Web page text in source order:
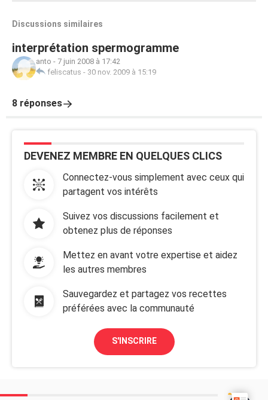
Discussions similaires
interprétation spermogramme
anto - 7 juin 2008 à 17:42
feliscatus - 30 nov. 2009 à 15:19
8 réponses
DEVENEZ MEMBRE EN QUELQUES CLICS
Connectez-vous simplement avec ceux qui
partagent vos intérêts
Suivez vos discussions facilement et
obtenez plus de réponses
Mettez en avant votre expertise et aidez
les autres membres
Sauvegardez et partagez vos recettes
préférées avec la communauté
S'INSCRIRE